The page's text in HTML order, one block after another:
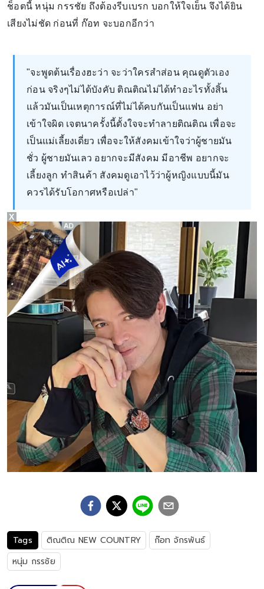
ช็อตนี้ หนุ่ม กรรชัย ถึงต้องรีบเบรก บอกให้ใจเย็น จึงได้ยิน
เสียงไม่ชัด ก่อนที่ ก๊อท จะบอกอีกว่า
"จะพูดต้นเรื่องฮะว่า จะว่าใครสำส่อน คุณดูตัวเอง
ก่อน จริงๆไม่ได้บังคับ ติณติณไม่ได้ทำอะไรทั้งสิ้น
แล้วมันเป็นเหตุการณ์ที่ไม่ได้คบกันเป็นแฟน อย่า
เข้าใจผิด เจตนาครั้งนี้ตั้งใจจะทำลายติณติณ เพื่อจะ
เป็นแม่เลี้ยงเดี่ยว เพื่อจะให้สังคมเข้าใจว่าผู้ชายมัน
ชั่ว ผู้ชายมันเลว อยากจะมีสังคม มีอาชีพ อยากจะ
เลี้ยงลูก ทำสินค้า สังคมดูเอาไว้ว่าผู้หญิงแบบนี้มัน
ควรได้รับโอกาศหรือเปล่า"
Tags ติณติณ NEW COUNTRY
ก๊อท จักรพันธ์
หนุ่ม กรรชัย
X